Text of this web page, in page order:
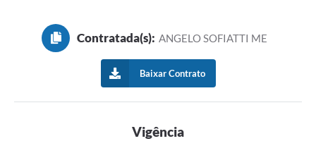
Contratada(s): ANGELO SOFIATTI ME
Baixar Contrato
Vigência